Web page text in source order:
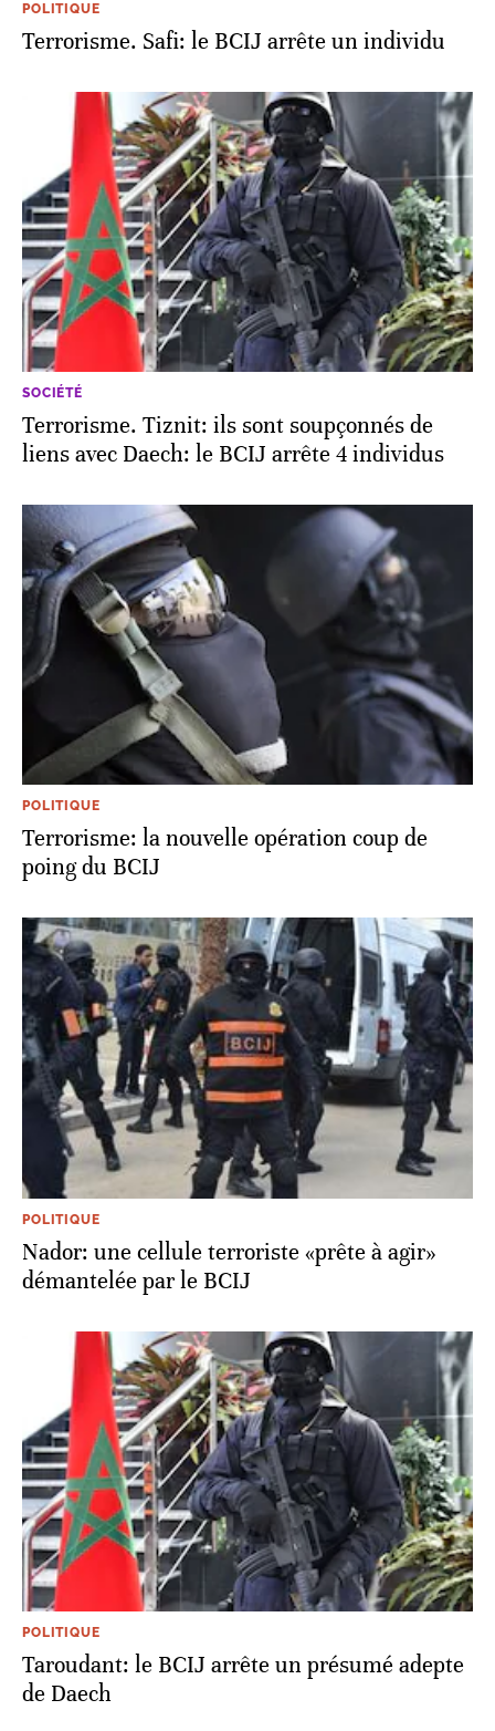
POLITIQUE
Terrorisme. Safi: le BCIJ arrête un individu
SOCIÉTÉ
Terrorisme. Tiznit: ils sont soupçonnés de
liens avec Daech: le BCIJ arrête 4 individus
POLITIQUE
Terrorisme: la nouvelle opération coup de
poing du BCIJ
POLITIQUE
Nador: une cellule terroriste «prête à agir»
démantelée par le BCIJ
POLITIQUE
Taroudant: le BCIJ arrête un présumé adepte
de Daech